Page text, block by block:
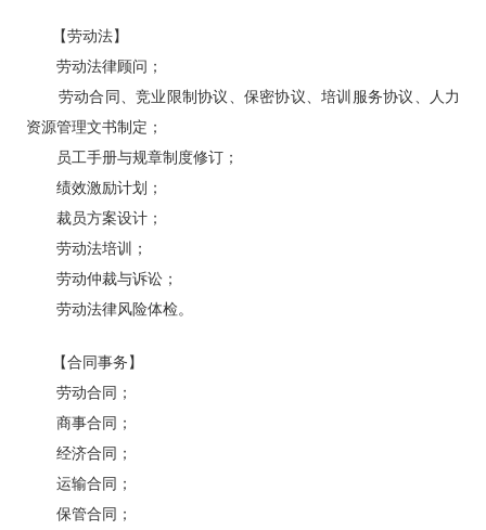
【劳动法】
劳动法律顾问；
劳动合同、竞业限制协议、保密协议、培训服务协议、人力
资源管理文书制定；
员工手册与规章制度修订；
绩效激励计划；
裁员方案设计；
劳动法培训；
劳动仲裁与诉讼；
劳动法律风险体检。
【合同事务】
劳动合同；
商事合同；
经济合同；
运输合同；
保管合同；